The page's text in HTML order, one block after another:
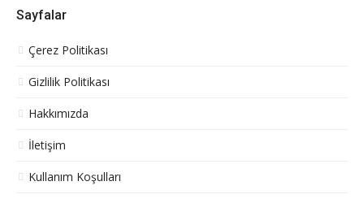
Sayfalar
Çerez Politikası
Gizlilik Politikası
Hakkımızda
İletişim
Kullanım Koşulları